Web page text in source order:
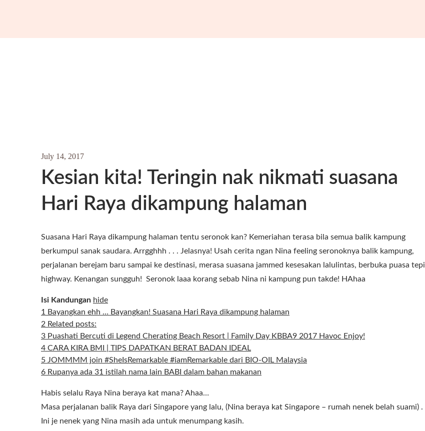
July 14, 2017
Kesian kita! Teringin nak nikmati suasana
Hari Raya dikampung halaman
Suasana Hari Raya dikampung halaman tentu seronok kan? Kemeriahan terasa bila semua balik kampung
berkumpul sanak saudara. Arrgghhh . . . Jelasnya! Usah cerita ngan Nina feeling seronoknya balik kampung,
perjalanan berejam baru sampai ke destinasi, merasa suasana jammed kesesakan lalulintas, berbuka puasa tepi
highway. Kenangan sungguh! Seronok laaa korang sebab Nina ni kampung pun takde! HAhaa
Isi Kandungan hide
1
Bayangkan ehh … Bayangkan! Suasana Hari Raya dikampung halaman
2 Related posts:
3 Puashati Bercuti di Legend Cherating Beach Resort | Family Day KBBA9 2017 Havoc Enjoy!
4 CARA KIRA BMI | TIPS DAPATKAN BERAT BADAN IDEAL
5 JOMMMM join #SheIsRemarkable #iamRemarkable dari BIO-OIL Malaysia
6 Rupanya ada 31 istilah nama lain BABI dalam bahan makanan
Habis selalu Raya Nina beraya kat mana? Ahaa…
Masa perjalanan balik Raya dari Singapore yang lalu, (Nina beraya kat Singapore – rumah nenek belah suami) .
Ini je nenek yang Nina masih ada untuk menumpang kasih.